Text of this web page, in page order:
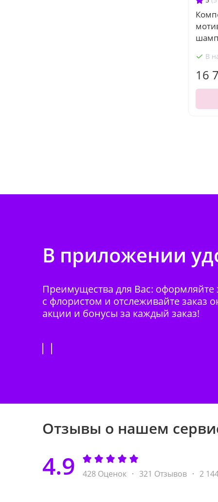
В
16
В приложении
Преимущества для Вас: оформляйте
с флористом и отслеживайте заказ
акции и бонусы за каждый заказ!
Отзывы о нашем
4.9 428 Оценок 321 Отзывов 2